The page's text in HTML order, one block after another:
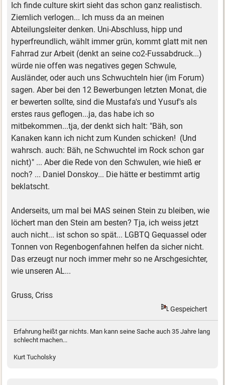
Ich finde culture skirt sieht das schon ganz realistisch.
Ziemlich verlogen... Ich muss da an meinen
Abteilungsleiter denken. Uni-Abschluss, hipp und
hyperfreundlich, wählt immer grün, kommt glatt mit nen
Fahrrad zur Arbeit (denkt an seine co2-Fussabdruck...)
würde nie offen was negatives gegen Schwule,
Ausländer, oder auch uns Schwuchteln hier (im Forum)
sagen. Aber bei den 12 Bewerbungen letzten Monat, die
er bewerten sollte, sind die Mustafa's und Yusuf's als
erstes raus geflogen...ja, das habe ich so
mitbekommen...tja, der denkt sich halt: "Bäh, son
Kanaken kann ich nicht zum Kunden schicken! (Und
wahrsch. auch: Bäh, ne Schwuchtel im Rock schon gar
nicht)" ... Aber die Rede von den Schwulen, wie hieß er
noch? ... Daniel Donskoy... Die hätte er bestimmt artig
beklatscht.
Anderseits, um mal bei MAS seinen Stein zu bleiben, wie
löchert man den Stein am besten? Tja, ich weiss jetzt
auch nicht... ist schon so spät... LGBTQ Gequassel oder
Tonnen von Regenbogenfahnen helfen da sicher nicht.
Das erzeugt nur noch immer mehr so ne Arschgesichter,
wie unseren AL...
Gruss, Criss
Gespeichert
Erfahrung heißt gar nichts. Man kann seine Sache auch 35 Jahre lang
schlecht machen...
Kurt Tucholsky